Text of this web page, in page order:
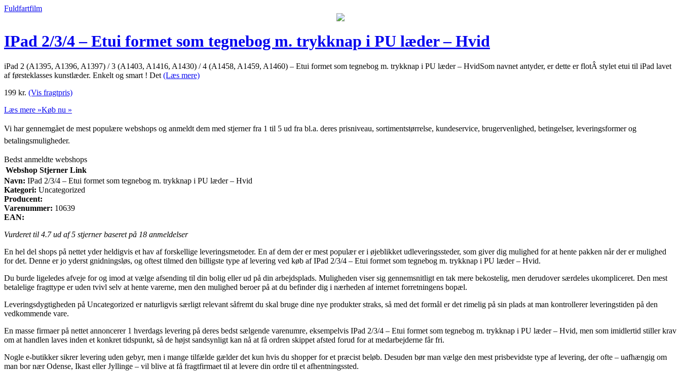
Fuldfartfilm
IPad 2/3/4 – Etui formet som tegnebog m. trykknap i PU læder – Hvid
iPad 2 (A1395, A1396, A1397) / 3 (A1403, A1416, A1430) / 4 (A1458, A1459, A1460) – Etui formet som tegnebog m. trykknap i PU læder – HvidSom navnet antyder, er dette er flotÂ stylet etui til iPad lavet
af førsteklasses kunstlæder. Enkelt og smart ! Det (Læs mere)
199 kr. (Vis fragtpris)
Læs mere »Køb nu »
Vi har gennemgået de mest populære webshops og anmeldt dem med stjerner fra 1 til 5 ud fra bl.a. deres prisniveau, sortimentstørrelse, kundeservice, brugervenlighed, betingelser, leveringsformer og
betalingsmuligheder.
Bedst anmeldte webshops
Webshop Stjerner Link
Navn: IPad 2/3/4 – Etui formet som tegnebog m. trykknap i PU læder – Hvid
Kategori: Uncategorized
Producent:
Varenummer: 10639
EAN:
Vurderet til 4.7ud af 5 stjerner baseret på 18 anmeldelser
En hel del shops på nettet yder heldigvis et hav af forskellige leveringsmetoder. En af dem der er mest populær er i øjeblikket udleveringssteder, som giver dig mulighed for at hente pakken når der er mulighed
for det. Denne er jo yderst gnidningsløs, og oftest tilmed den billigste type af levering ved køb af IPad 2/3/4 – Etui formet som tegnebog m. trykknap i PU læder – Hvid.
Du burde ligeledes afveje for og imod at vælge afsending til din bolig eller ud på din arbejdsplads. Muligheden viser sig gennemsnitligt en tak mere bekostelig, men derudover særdeles ukompliceret. Den mest
betalelige fragttype er uden tvivl selv at hente varerne, men den mulighed beroer på at du befinder dig i nærheden af internet forretningens bopæl.
Leveringsdygtigheden på Uncategorized er naturligvis særligt relevant såfremt du skal bruge dine nye produkter straks, så med det formål er det rimelig på sin plads at man kontrollerer leveringstiden på den
vedkommende vare.
En masse firmaer på nettet annoncerer 1 hverdags levering på deres bedst sælgende varenumre, eksempelvis IPad 2/3/4 – Etui formet som tegnebog m. trykknap i PU læder – Hvid, men som imidlertid stiller krav
om at handlen laves inden et konkret tidspunkt, så de højst sandsynligt kan nå at få ordren skippet afsted forud for at medarbejderne får fri.
Nogle e-butikker sikrer levering uden gebyr, men i mange tilfælde gælder det kun hvis du shopper for et præcist beløb. Desuden bør man vælge den mest prisbevidste type af levering, der ofte – uafhængig om
man bor nær Odense, Ikast eller Jyllinge – vil blive at få fragtfirmaet til at levere din ordre til et afhentningssted.